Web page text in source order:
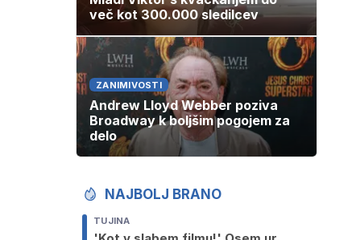
več kot 300.000 sledilcev
ZANIMIVOSTI
Andrew Lloyd Webber poziva
Broadway k boljšim pogojem za
delo
NAJBOLJ BRANO
TUJINA